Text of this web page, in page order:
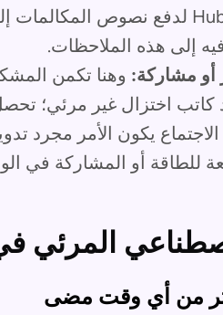
إلى هذه الملاحظات.
أو مشاركة:
كاتب اختزال غير مرئي؛
الاجتماع يكون الأمر مجرد
للطاقة أو المشاركة في
المرئي
من أي وقت مضى